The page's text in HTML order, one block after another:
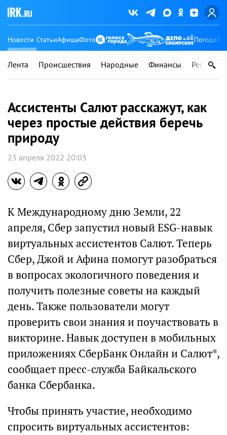
Новости СтатьиАфишаФото Погода
Лента Происшествия Народные Финансы Регионы
Ассистенты Салют расскажут, как
через простые действия беречь
природу
23 апреля 2022 20:03
К Международному дню Земли, 22
апреля, Сбер запустил новый ESG-навык
виртуальных ассистентов Салют. Теперь
Сбер, Джой и Афина помогут разобраться
в вопросах экологичного поведения и
получить полезные советы на каждый
день. Также пользователи могут
проверить свои знания и поучаствовать в
викторине. Навык доступен в мобильных
приложениях СберБанк Онлайн и Салют*,
сообщает пресс-служба Байкальского
банка Сбербанка.
Чтобы принять участие, необходимо
спросить виртуальных ассистентов: